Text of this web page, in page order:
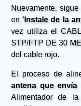
Nuevamente,
en'Instale de la
vez utiliza el
STP/FTP DE 30
del cable rojo.
El proceso de
antena que envía
Alimentador de